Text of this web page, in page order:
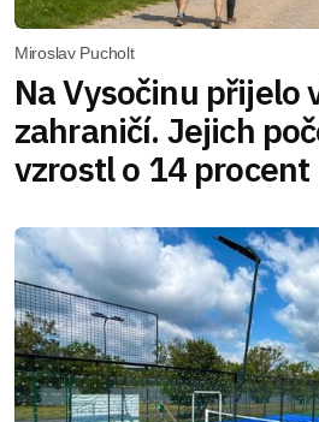
Miroslav Pucholt
Na Vysočinu přijelo
zahraničí. Jejich
vzrostl o 14 procent